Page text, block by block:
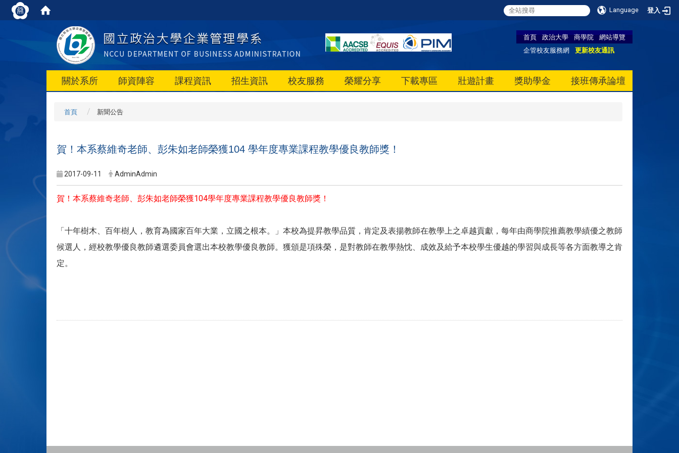
Language 登入
首頁 政治大學 商學院
網站導覽
企管校友服務網
更新校友通訊
關於系所 師資陣容 課程資訊 招生資訊 校友服務 榮耀分享 下載專區 壯遊計畫 獎助學金 接班傳承論壇
首頁 新聞公告
賀！本系蔡維奇老師、彭朱如老師榮獲104 學年度專業課程教學優良教師獎！
2017-09-11 AdminAdmin
賀！本系蔡維奇老師、彭朱如老師榮獲104學年度專業課程教學優良教師獎！
「十年樹木、百年樹人，教育為國家百年大業，立國之根本。」本校為提昇教學品質，肯定及表揚教師在教學上之卓越貢獻，每年由商學院推薦教學績優之教師
候選人，經校教學優良教師遴選委員會選出本校教學優良教師。獲頒是項殊榮，是對教師在教學熱忱、成效及給予本校學生優越的學習與成長等各方面教導之肯
定。